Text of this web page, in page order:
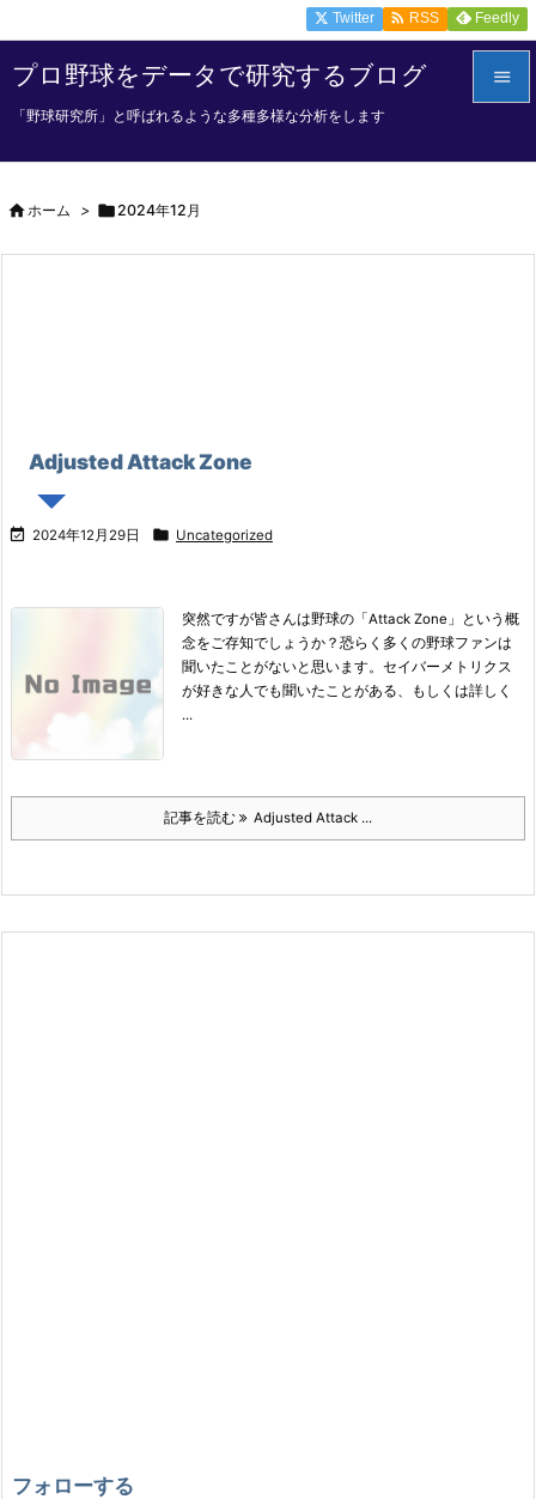
プロ野球をデータで研究するブログ
「野球研究所」と呼ばれるような多種多様な分析をします


Twitter  RSS Feedly
 ホーム >  2024年12月
Adjusted Attack Zone
 2024年12月29日  Uncategorized
突然ですが皆さんは野球の「Attack Zone」という概
念をご存知でしょうか？ 恐らく多くの野球ファンは
聞いたことがないと思います。 セイバーメトリクス
が好きな人でも聞いたことがある、
もしくは詳しく
...
記事を読む Adjusted Attack ...
フォローする